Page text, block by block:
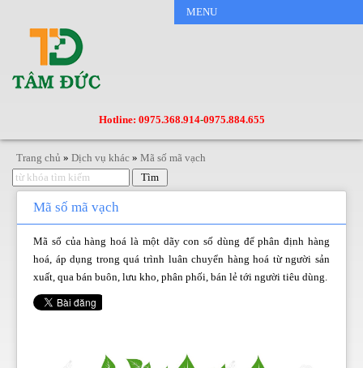
Hotline: 0975.368.914-0975.884.655
MENU
Trang chủ » Dịch vụ khác » Mã số mã vạch
Mã số mã vạch
Mã số của hàng hoá là một dãy con số dùng để phân định hàng
hoá, áp dụng trong quá trình luân chuyển hàng hoá từ người sản
xuất, qua bán buôn, lưu kho, phân phối, bán lẻ tới người tiêu dùng.